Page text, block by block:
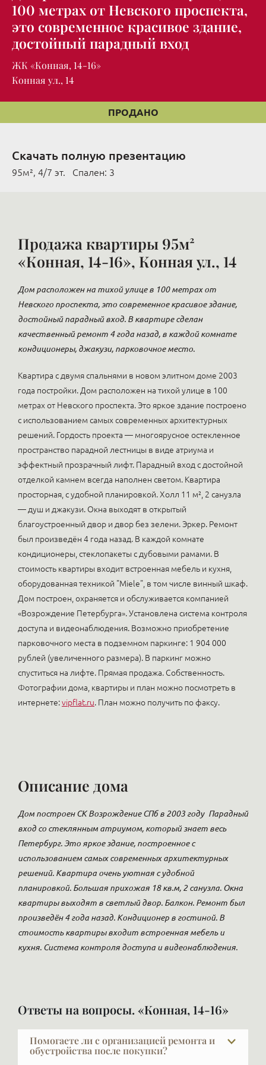
100 метрах от Невского проспекта,
это современное красивое здание,
достойный парадный вход
ЖК «Конная, 14-16»
Конная ул., 14
ПРОДАНО
Скачать полную презентацию
95м², 4/7 эт. Cпален: 3
Продажа квартиры 95м²
«Конная, 14-16», Конная ул., 14
Дом расположен на тихой улице в 100 метрах от
Невского проспекта, это современное красивое здание,
достойный парадный вход. В квартире сделан
качественный ремонт 4 года назад, в каждой комнате
кондиционеры, джакузи, парковочное место.
Квартира с двумя спальнями в новом элитном доме 2003
года постройки. Дом расположен на тихой улице в 100
метрах от Невского проспекта. Это яркое здание построено
с использованием самых современных архитектурных
решений. Гордость проекта — многоярусное остекленное
пространство парадной лестницы в виде атриума и
эффектный прозрачный лифт. Парадный вход с достойной
отделкой камнем всегда наполнен светом. Квартира
просторная, с удобной планировкой. Холл 11 м², 2 санузла
— душ и джакузи. Окна выходят в открытый
благоустроенный двор и двор без зелени. Эркер. Ремонт
был произведён 4 года назад. В каждой комнате
кондиционеры, стеклопакеты с дубовыми рамами. В
стоимость квартиры входит встроенная мебель и кухня,
оборудованная техникой "Miele", в том числе винный шкаф.
Дом построен, охраняется и обслуживается компанией
«Возрождение Петербурга». Установлена система контроля
доступа и видеонаблюдения. Возможно приобретение
парковочного места в подземном паркинге: 1 904 000
рублей (увеличенного размера). В паркинг можно
спуститься на лифте. Прямая продажа. Собственность.
Фотографии дома, квартиры и план можно посмотреть в
интернете:vipflat.ru. План можно получить по факсу.
Описание дома
Дом построен СК Возрождение СПб в 2003 году Парадный
вход со стеклянным атриумом, который знает весь
Петербург. Это яркое здание, построенное с
использованием самых современных архитектурных
решений. Квартира очень уютная с удобной
планировкой. Большая прихожая 18 кв.м, 2 санузла. Окна
квартиры выходят в светлый двор. Балкон. Ремонт был
произведён 4 года назад. Кондиционер в гостиной. В
стоимость квартиры входит встроенная мебель и
кухня. Система контроля доступа и видеонаблюдения.
Ответы на вопросы. «Конная, 14-16»
Помогаете ли с организацией ремонта и
обустройства после покупки?